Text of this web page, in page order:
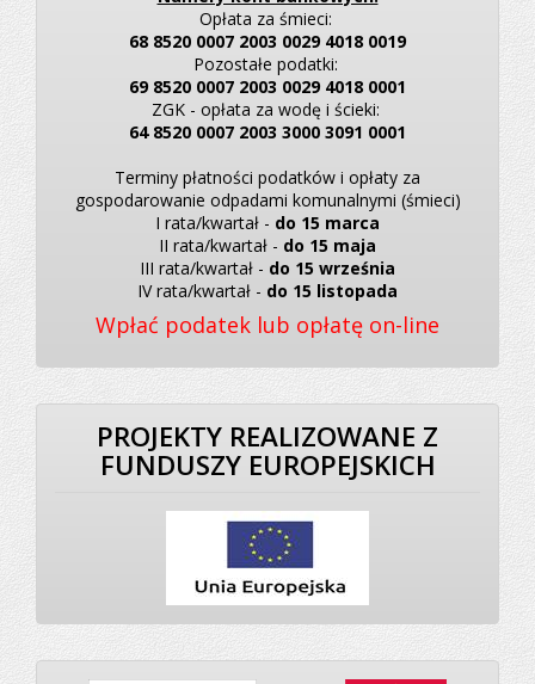
Opłata za śmieci:
68 8520 0007 2003 0029 4018 0019
Pozostałe podatki:
69 8520 0007 2003 0029 4018 0001
ZGK - opłata za wodę i ścieki:
64 8520 0007 2003 3000 3091 0001
Terminy płatności podatków i opłaty za
gospodarowanie odpadami komunalnymi (śmieci)
I rata/kwartał - do 15 marca
II rata/kwartał - do 15 maja
III rata/kwartał - do 15 września
IV rata/kwartał - do 15 listopada
Wpłać podatek lub opłatę on-line
PROJEKTY REALIZOWANE Z
FUNDUSZY EUROPEJSKICH